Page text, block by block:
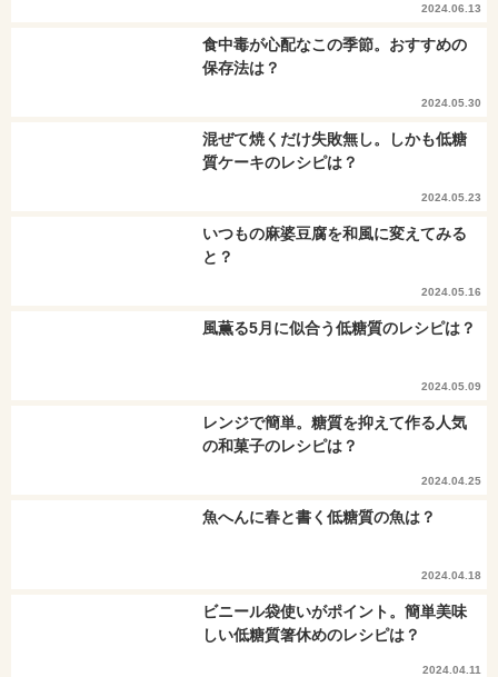
2024.06.13
食中毒が心配なこの季節。おすすめの
保存法は？
2024.05.30
混ぜて焼くだけ失敗無し。しかも低糖
質ケーキのレシピは？
2024.05.23
いつもの麻婆豆腐を和風に変えてみる
と？
2024.05.16
風薫る5月に似合う低糖質のレシピは？
2024.05.09
レンジで簡単。糖質を抑えて作る人気
の和菓子のレシピは？
2024.04.25
魚へんに春と書く低糖質の魚は？
2024.04.18
ビニール袋使いがポイント。簡単美味
しい低糖質箸休めのレシピは？
2024.04.11